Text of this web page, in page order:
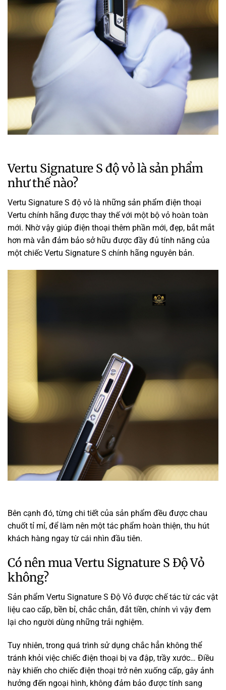
Vertu Signature S độ vỏ là sản phẩm
như thế nào?
Vertu Signature S độ vỏ là những sản phẩm điện thoại
Vertu chính hãng được thay thế với một bộ vỏ hoàn toàn
mới. Nhờ vậy giúp điện thoại thêm phần mới, đẹp, bắt mắt
hơn mà vẫn đảm bảo sở hữu được đầy đủ tính năng của
một chiếc Vertu Signature S chính hãng nguyên bản.
Bên cạnh đó, từng chi tiết của sản phẩm đều được chau
chuốt tỉ mỉ, để làm nên một tác phẩm hoàn thiện, thu hút
khách hàng ngay từ cái nhìn đầu tiên.
Có nên mua Vertu Signature S Độ Vỏ
không?
Sản phẩm Vertu Signature S Độ Vỏ được chế tác từ các vật
liệu cao cấp, bền bỉ, chắc chắn, đắt tiền, chính vì vậy đem
lại cho người dùng những trải nghiệm.
Tuy nhiên, trong quá trình sử dụng chắc hẳn không thể
tránh khỏi việc chiếc điện thoại bị va đập, trầy xước… Điều
này khiến cho chiếc điện thoại trở nên xuống cấp, gây ảnh
hưởng đến ngoại hình, không đảm bảo được tính sang